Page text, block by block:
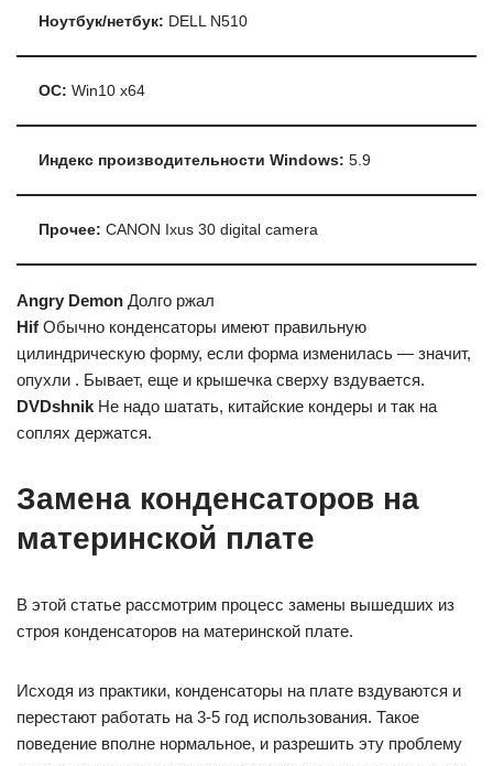
Ноутбук/нетбук: DELL N510
ОС: Win10 x64
Индекс производительности Windows: 5.9
Прочее: CANON Ixus 30 digital camera
Angry Demon Долго ржал
Hif Обычно конденсаторы имеют правильную
цилиндрическую форму, если форма изменилась — значит,
опухли . Бывает, еще и крышечка сверху вздувается.
DVDshnik Не надо шатать, китайские кондеры и так на
соплях держатся.
Замена конденсаторов на
материнской плате
В этой статье рассмотрим процесс замены вышедших из
строя конденсаторов на материнской плате.
Исходя из практики, конденсаторы на плате вздуваются и
перестают работать на 3-5 год использования. Такое
поведение вполне нормальное, и разрешить эту проблему